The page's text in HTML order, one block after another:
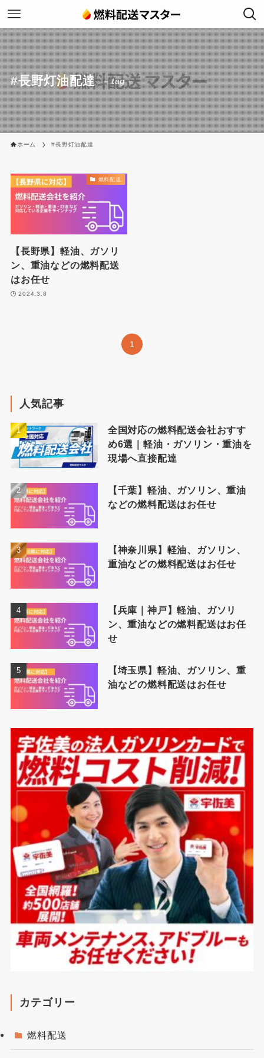
#長野灯油配達 – tag –
ホーム #長野灯油配達
燃料配送
【長野県】軽油、ガソリ
ン、重油などの燃料配送
はお任せ
2024.3.8
1
人気記事
全国対応の燃料配送会社おすす
め6選｜軽油・ガソリン・重油を
現場へ直接配達
【千葉】軽油、ガソリン、重油
などの燃料配送はお任せ
【神奈川県】軽油、ガソリン、
重油などの燃料配送はお任せ
【兵庫｜神戸】軽油、ガソリ
ン、重油などの燃料配送はお任
せ
【埼玉県】軽油、ガソリン、重
油などの燃料配送はお任せ
カテゴリー
燃料配送